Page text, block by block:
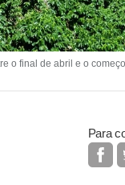
o final de abril e o
Para